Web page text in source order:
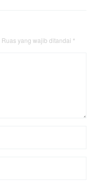
Ruas yang wajib ditandai *